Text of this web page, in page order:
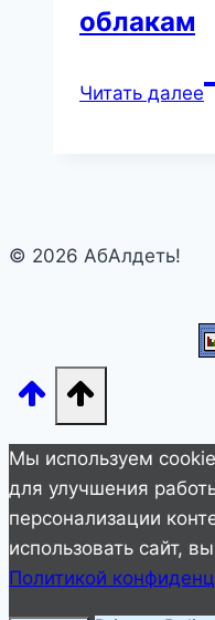
облакам
Читать далее
© 2026 АбАлдеть!
Мы используем
для улучшения
персонализации
использовать сайт,
Политикой